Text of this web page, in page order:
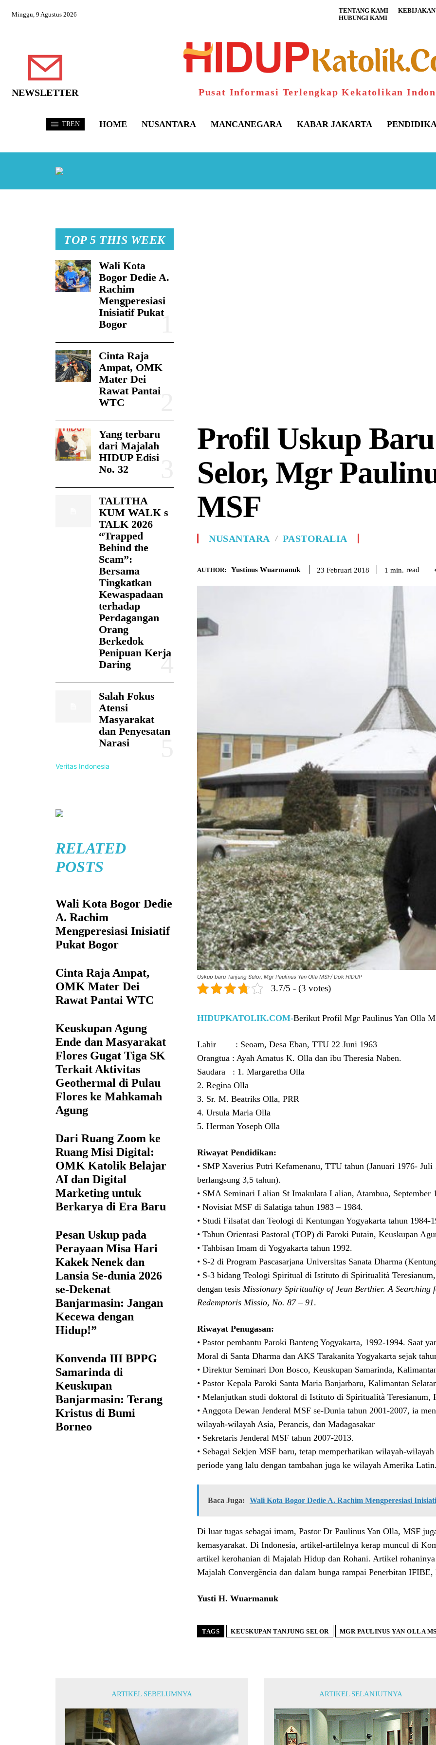
Minggu, 9 Agustus 2026 TENTANG KAMI
KEBIJAKAN
HUBUNGI KAMI
NEWSLETTER Pusat Informasi Terlengkap Kekatolikan
TREN HOME NUSANTARA MANCANEGARA KABAR JAKARTA
TOP 5 THIS WEEK
Wali Kota
Bogor Dedie A.
Rachim
Mengperesiasi
Inisiatif Pukat
Bogor
Cinta Raja
Ampat, OMK
Mater Dei
Rawat Pantai
WTC
Yang terbaru
dari Majalah
HIDUP Edisi
No. 32
TALITHA
KUM WALK s
TALK 2026
“Trapped
Behind the
Scam”:
Bersama
Tingkatkan
Kewaspadaan
terhadap
Perdagangan
Orang
Berkedok
Penipuan Kerja
Daring
Salah Fokus
Atensi
Masyarakat
dan Penyesatan
Narasi
Veritas Indonesia
RELATED
POSTS
Wali Kota Bogor Dedie
A. Rachim
Mengperesiasi Inisiatif
Pukat Bogor
Cinta Raja Ampat,
OMK Mater Dei
Rawat Pantai WTC
Keuskupan Agung
Ende dan Masyarakat
Flores Gugat Tiga SK
Terkait Aktivitas
Geothermal di Pulau
Flores ke Mahkamah
Agung
Dari Ruang Zoom ke
Ruang Misi Digital:
OMK Katolik Belajar
AI dan Digital
Marketing untuk
Berkarya di Era Baru
Pesan Uskup pada
Perayaan Misa Hari
Kakek Nenek dan
Lansia Se-dunia 2026
se-Dekenat
Banjarmasin: Jangan
Kecewa dengan
Hidup!”
Konvenda III BPPG
Samarinda di
Keuskupan
Banjarmasin: Terang
Kristus di Bumi
Borneo
Profil Uskup
Selor, Mgr
MSF
NUSANTARA PASTORALIA
AUTHOR: Yustinus Wuarmanuk 23 Februari 2018 1 min. read
Uskup baru Tanjung Selor, Mgr Paulinus Yan Olla MSF/ Dok HIDUP
3.7/5 - (3 votes)
HIDUPKATOLIK.COM-Berikut Profil Mgr Paulinus Yan Olla
Lahir : Seoam, Desa Eban, TTU 22 Juni 1963
Orangtua : Ayah Amatus K. Olla dan ibu Theresia Naben.
Saudara : 1. Margaretha Olla
2. Regina Olla
3. Sr. M. Beatriks Olla, PRR
4. Ursula Maria Olla
5. Herman Yoseph Olla
Riwayat Pendidikan:
• SMP Xaverius Putri Kefamenanu, TTU tahun (Januari 1976-
berlangsung 3,5 tahun).
• SMA Seminari Lalian St Imakulata Lalian, Atambua, September
• Novisiat MSF di Salatiga tahun 1983 – 1984.
• Studi Filsafat dan Teologi di Kentungan Yogyakarta tahun 1984-
• Tahun Orientasi Pastoral (TOP) di Paroki Putain, Keuskupan
• Tahbisan Imam di Yogyakarta tahun 1992.
• S-2 di Program Pascasarjana Universitas Sanata Dharma
• S-3 bidang Teologi Spiritual di Istituto di Spiritualità
dengan tesis Missionary Spirituality of Jean Berthier. A
Redemptoris Missio, No. 87 – 91.
Riwayat Penugasan:
• Pastor pembantu Paroki Banteng Yogyakarta, 1992-1994. Saat
Moral di Santa Dharma dan AKS Tarakanita Yogyakarta sejak
• Direktur Seminari Don Bosco, Keuskupan Samarinda,
• Pastor Kepala Paroki Santa Maria Banjarbaru, Kalimantan
• Melanjutkan studi doktoral di Istituto di Spiritualità Teresianum,
• Anggota Dewan Jenderal MSF se-Dunia tahun 2001-2007, ia
wilayah-wilayah Asia, Perancis, dan Madagasakar
• Sekretaris Jenderal MSF tahun 2007-2013.
• Sebagai Sekjen MSF baru, tetap memperhatikan wilayah-
periode yang lalu dengan tambahan juga ke wilayah Amerika
Baca Juga: Wali Kota Bogor Dedie A. Rachim Mengperesiasi
Di luar tugas sebagai imam, Pastor Dr Paulinus Yan Olla, MSF
kemasyarakat. Di Indonesia, artikel-artilelnya kerap muncul di
artikel kerohanian di Majalah Hidup dan Rohani. Artikel
Majalah Convergência dan dalam bunga rampai Penerbitan
Yusti H. Wuarmanuk
TAGS KEUSKUPAN TANJUNG SELOR MGR PAULINUS YAN OLLA
ARTIKEL SEBELUMNYA ARTIKEL SELANJUTNYA